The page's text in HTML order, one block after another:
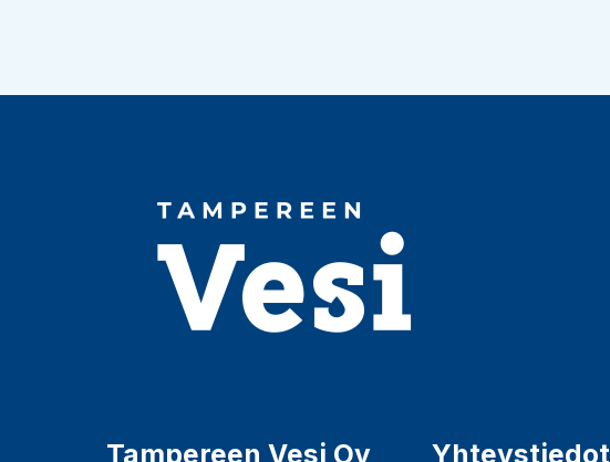
Tampereen Vesi Oy Yhteystiedot